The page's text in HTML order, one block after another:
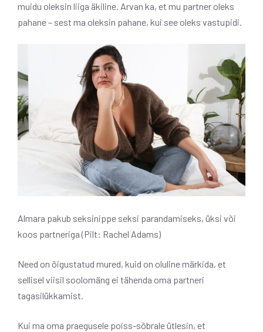
muidu oleksin liiga äkiline. Arvan ka, et mu partner oleks
pahane – sest ma oleksin pahane, kui see oleks vastupidi.
Almara pakub seksinippe seksi parandamiseks, üksi või
koos partneriga (Pilt: Rachel Adams)
Need on õigustatud mured, kuid on oluline märkida, et
sellisel viisil soolomäng ei tähenda oma partneri
tagasilükkamist.
Kui ma oma praegusele poiss-sõbrale ütlesin, et